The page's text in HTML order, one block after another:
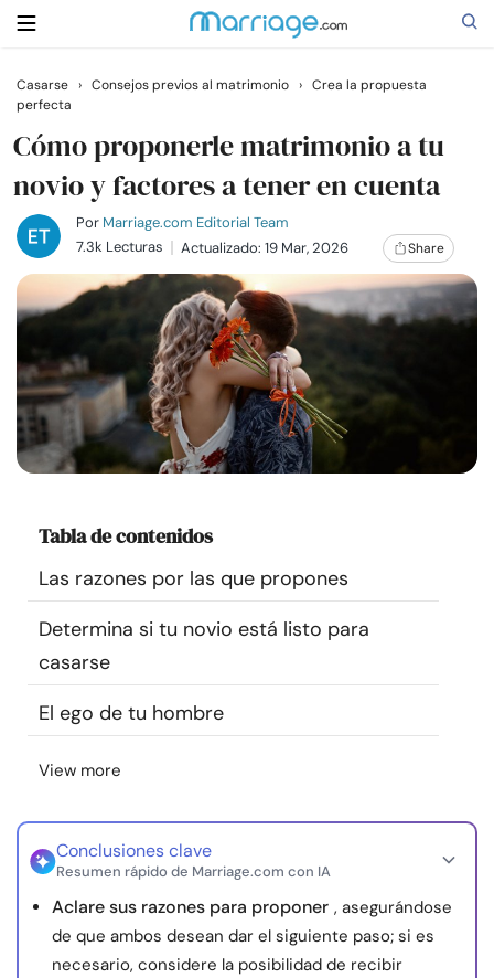
Buscar
Casarse
Relaciones
Familia
Ayuda
Cursos
Recursos
Comunidad
Encuentra un terapeuta
Idioma
nosotros
© Copyright 2026. Todos los derechos reservados.
Casarse › Consejos previos al matrimonio › Crea la propuesta
perfecta
Cómo proponerle matrimonio a tu
novio y factores a tener en cuenta
Por Marriage.com Editorial Team
7.3k Lecturas
Actualizado: 19 Mar, 2026 Share
Tabla de contenidos
Las razones por las que propones
Determina si tu novio está listo para
casarse
El ego de tu hombre
View more
Conclusiones clave
Resumen rápido de Marriage.com con IA
Aclare sus razones para proponer , asegurándose
de que ambos desean dar el siguiente paso; si es
necesario, considere la posibilidad de recibir